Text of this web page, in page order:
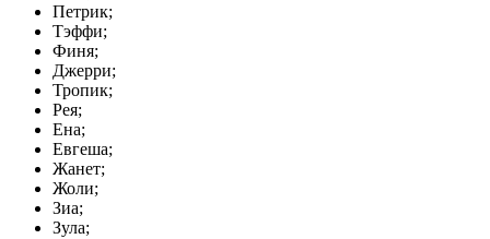
Петрик;
Тэффи;
Финя;
Джерри;
Тропик;
Рея;
Ена;
Евгеша;
Жанет;
Жоли;
Зиа;
Зула;